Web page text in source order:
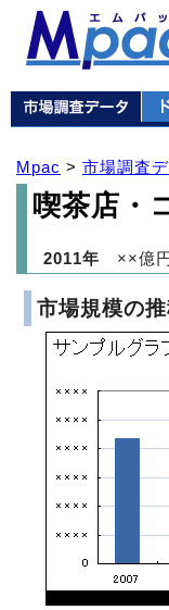
Mpac > 市場調査
喫茶店・
2011年 ××億円
市場規模の